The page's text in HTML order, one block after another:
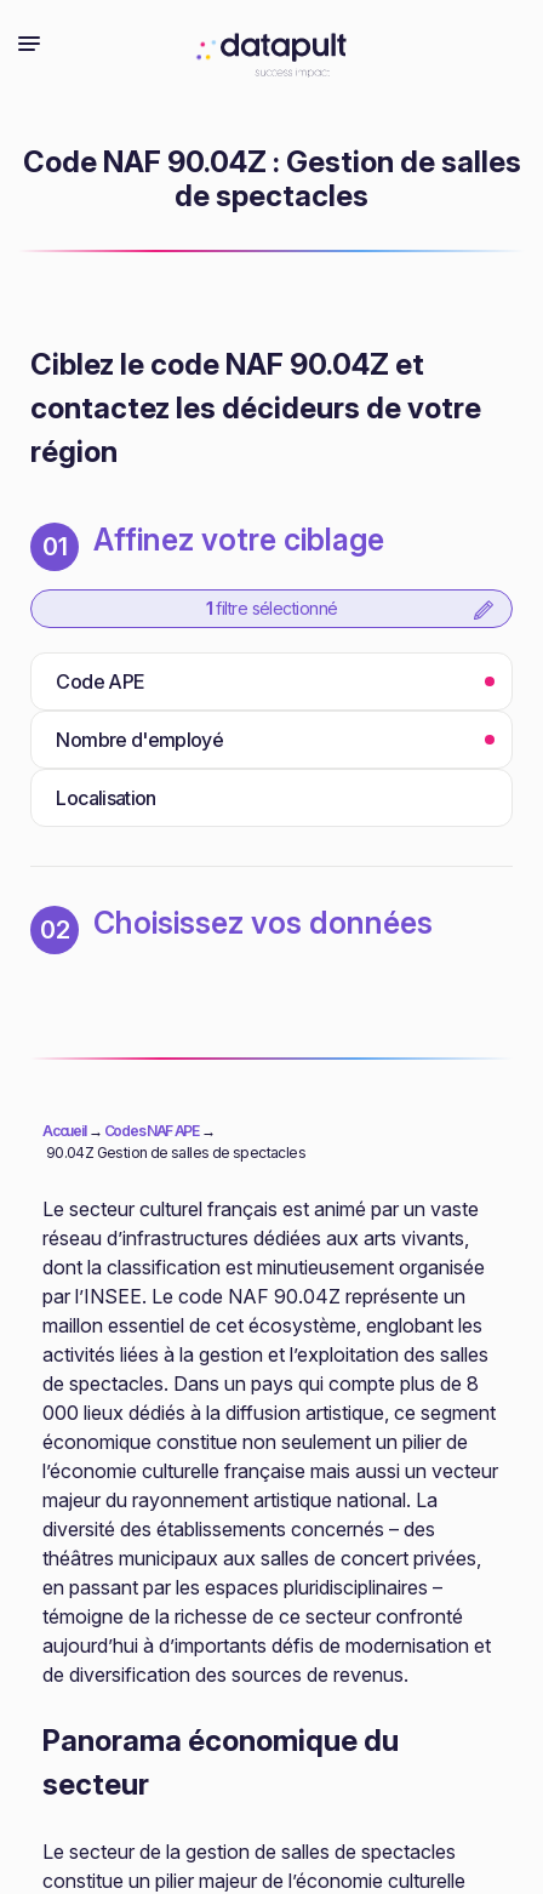
Code NAF 90.04Z : Gestion de salles
de spectacles
Ciblez le code NAF 90.04Z et
contactez les décideurs de votre
région
01 Affinez votre ciblage
1 filtre sélectionné
Code APE
Nombre d'employé
Localisation
02 Choisissez vos données
Accueil→ Codes NAF APE→
90.04Z Gestion de salles de spectacles
Le secteur culturel français est animé par un vaste
réseau d’infrastructures dédiées aux arts vivants,
dont la classification est minutieusement organisée
par l’INSEE. Le code NAF 90.04Z représente un
maillon essentiel de cet écosystème, englobant les
activités liées à la gestion et l’exploitation des salles
de spectacles. Dans un pays qui compte plus de 8
000 lieux dédiés à la diffusion artistique, ce segment
économique constitue non seulement un pilier de
l’économie culturelle française mais aussi un vecteur
majeur du rayonnement artistique national. La
diversité des établissements concernés – des
théâtres municipaux aux salles de concert privées,
en passant par les espaces pluridisciplinaires –
témoigne de la richesse de ce secteur confronté
aujourd’hui à d’importants défis de modernisation et
de diversification des sources de revenus.
Panorama économique du
secteur
Le secteur de la gestion de salles de spectacles
constitue un pilier majeur de l’économie culturelle